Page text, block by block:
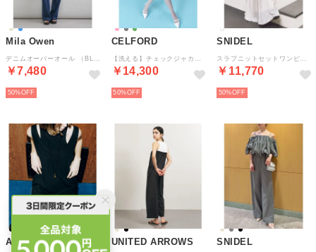
Mila Owen
￥7,480
50%
CELFORD
￥14,300
50%
SNIDEL
￥11,770
50%
ADAM ET ROPE' UNITED ARROWS SNIDEL